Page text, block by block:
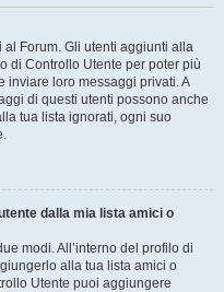
al Forum. Gli utenti aggiunti alla
di Controllo Utente per poter più
inviare loro messaggi privati. A
di questi utenti possono anche
tua lista ignorati, ogni suo
dalla mia lista amici o
modi. All’interno del profilo di
alla tua lista amici o
Utente puoi aggiungere